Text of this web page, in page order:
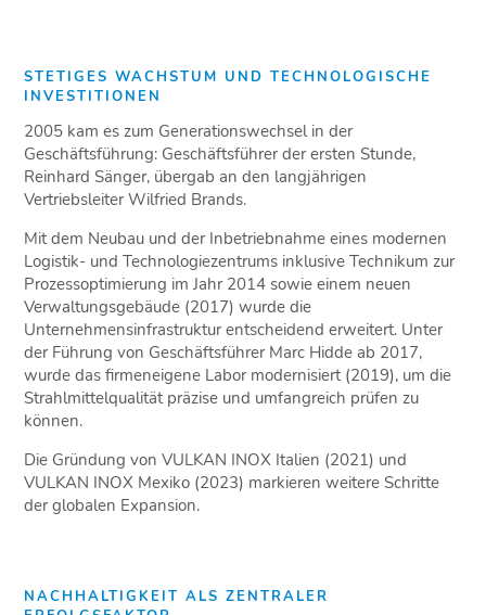
STETIGES WACHSTUM UND TECHNOLOGISCHE
INVESTITIONEN
2005 kam es zum Generationswechsel in der
Geschäftsführung: Geschäftsführer der ersten Stunde,
Reinhard Sänger, übergab an den langjährigen
Vertriebsleiter Wilfried Brands.
Mit dem Neubau und der Inbetriebnahme eines modernen
Logistik- und Technologiezentrums inklusive Technikum zur
Prozessoptimierung im Jahr 2014 sowie einem neuen
Verwaltungsgebäude (2017) wurde die
Unternehmensinfrastruktur entscheidend erweitert. Unter
der Führung von Geschäftsführer Marc Hidde ab 2017,
wurde das firmeneigene Labor modernisiert (2019), um die
Strahlmittelqualität präzise und umfangreich prüfen zu
können.
Die Gründung von VULKAN INOX Italien (2021) und
VULKAN INOX Mexiko (2023) markieren weitere Schritte
der globalen Expansion.
NACHHALTIGKEIT ALS ZENTRALER